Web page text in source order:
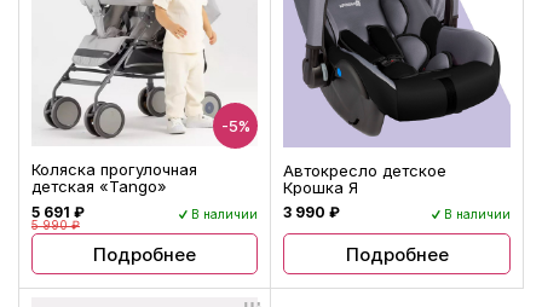
-5%
Коляска прогулочная
детская «Tango»
5 691 ₽
5 990 ₽
В наличии
Подробнее
Автокресло детское
Крошка Я
3 990 ₽ В наличии
Подробнее